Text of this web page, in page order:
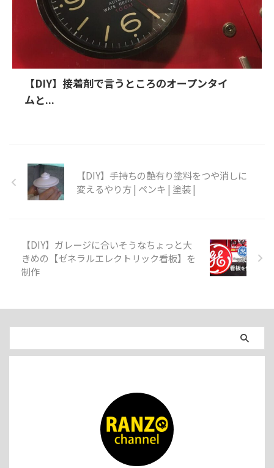
【DIY】接着剤で言うところのオープンタイ
ムと...
【DIY】手持ちの艶有り塗料をつや消しに
変えるやり方 | ペンキ | 塗装 |
【DIY】ガレージに合いそうなちょっと大
きめの【ゼネラルエレクトリック看板】を
制作